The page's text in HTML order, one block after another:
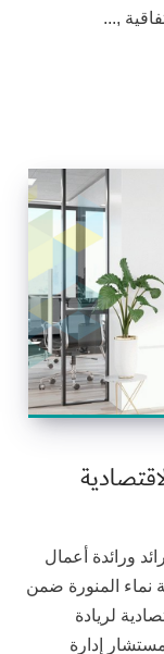
,...
مجلة تحالف – 29 أكتوبر 2020 شارك 636 رائد ورائدة أعمال
نماء المنورة ضمن
لريادة
إدارة